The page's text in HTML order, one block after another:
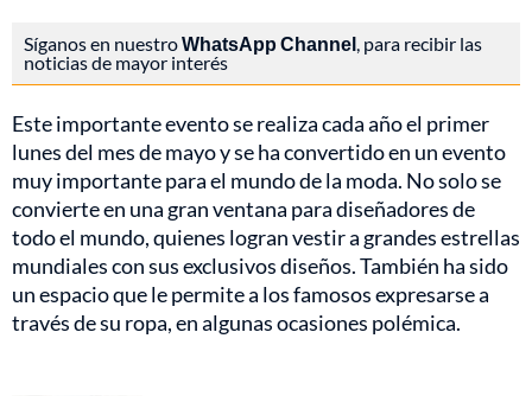
Síganos en nuestroWhatsApp Channel, para recibir las
noticias de mayor interés
Este importante evento se realiza cada año el primer
lunes del mes de mayo y se ha convertido en un evento
muy importante para el mundo de la moda. No solo se
convierte en una gran ventana para diseñadores de
todo el mundo, quienes logran vestir a grandes estrellas
mundiales con sus exclusivos diseños. También ha sido
un espacio que le permite a los famosos expresarse a
través de su ropa, en algunas ocasiones polémica.